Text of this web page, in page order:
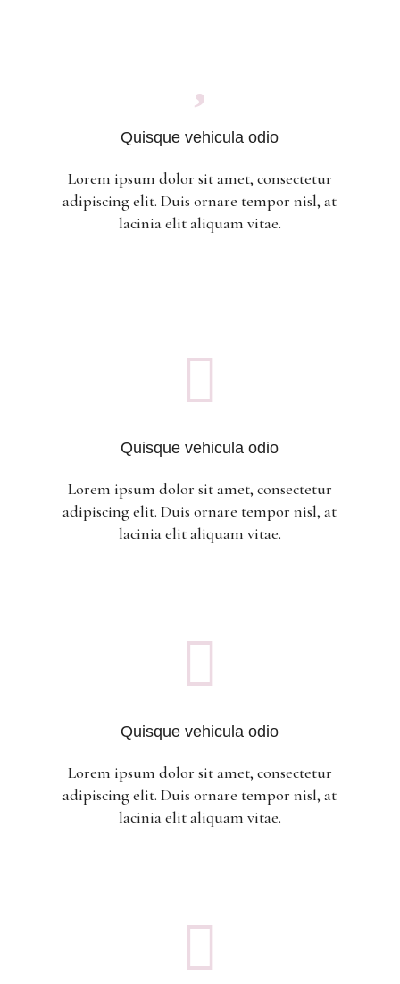
Quisque vehicula odio
Lorem ipsum dolor sit amet, consectetur
adipiscing elit. Duis ornare tempor nisl, at
lacinia elit aliquam vitae.

Quisque vehicula odio
Lorem ipsum dolor sit amet, consectetur
adipiscing elit. Duis ornare tempor nisl, at
lacinia elit aliquam vitae.

Quisque vehicula odio
Lorem ipsum dolor sit amet, consectetur
adipiscing elit. Duis ornare tempor nisl, at
lacinia elit aliquam vitae.
